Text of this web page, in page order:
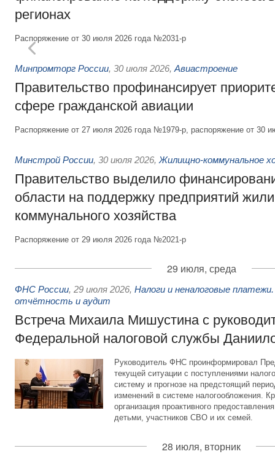
регионах
Распоряжение от 30 июля 2026 года №2031-р
Минпромторг России, 30 июля 2026, Авиастроение
Правительство профинансирует
сфере гражданской авиации
Распоряжение от 27 июля 2026 года №1979-р, распоряжение от 30
Минстрой России, 30 июля 2026, Жилищно-коммунальное
Правительство выделило
области на поддержку предприятий
коммунального хозяйства
Распоряжение от 29 июля 2026 года №2021-р
29 июля, среда
ФНС России, 29 июля 2026, Налоги и неналоговые
отчётность и аудит
Встреча Михаила Мишустина с
Федеральной налоговой службы
Руководитель ФНС проинформировал
текущей ситуации с поступлениями
систему и прогнозе на предстоящий
изменений в системе налогообложения.
организация проактивного
детьми, участников СВО и их семей.
28 июля, вторник